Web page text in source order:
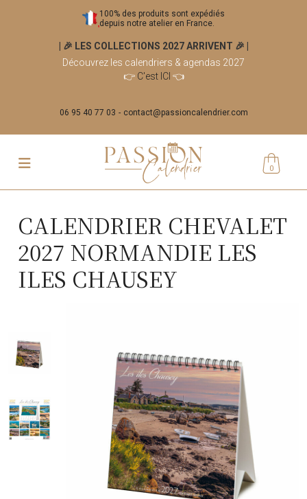
100% des produits sont expédiés
depuis notre atelier en France.
| 🎉 LES COLLECTIONS 2027 ARRIVENT 🎉
Découvrez les calendriers & agendas 2027
👉 C'est ICI 👈
06 95 40 77 03 contact@passioncalendrier.com
0
CALENDRIER CHEVALET
2027 NORMANDIE LES
ILES CHAUSEY